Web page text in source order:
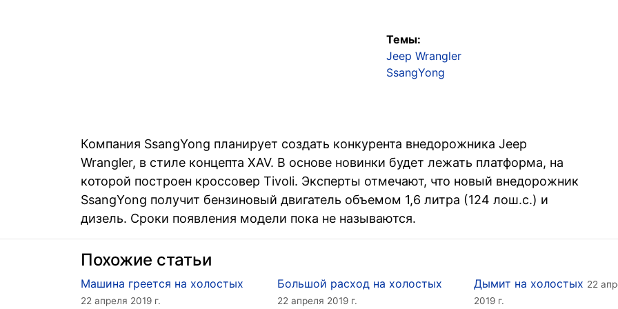
Темы:
Jeep Wrangler
SsangYong
Компания SsangYong планирует создать конкурента внедорожника Jeep
Wrangler, в стиле концепта XAV. В основе новинки будет лежать платформа, на
которой построен кроссовер Tivoli. Эксперты отмечают, что новый внедорожник
SsangYong получит бензиновый двигатель объемом 1,6 литра (124 лош.с.) и
дизель. Сроки появления модели пока не называются.
Похожие статьи
Машина греется на холостых
22 апреля 2019 г.
Большой расход на холостых
22 апреля 2019 г.
Дымит на холостых 22
2019 г.